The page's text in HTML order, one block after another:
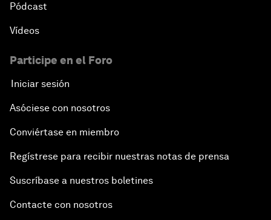
Pódcast
Vídeos
Participe en el Foro
Iniciar sesión
Asóciese con nosotros
Conviértase en miembro
Regístrese para recibir nuestras notas de prensa
Suscríbase a nuestros boletines
Contacte con nosotros